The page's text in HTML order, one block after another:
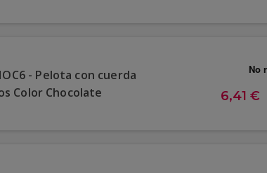
- Pelota con cuerda
Color Chocolate
6,41 €